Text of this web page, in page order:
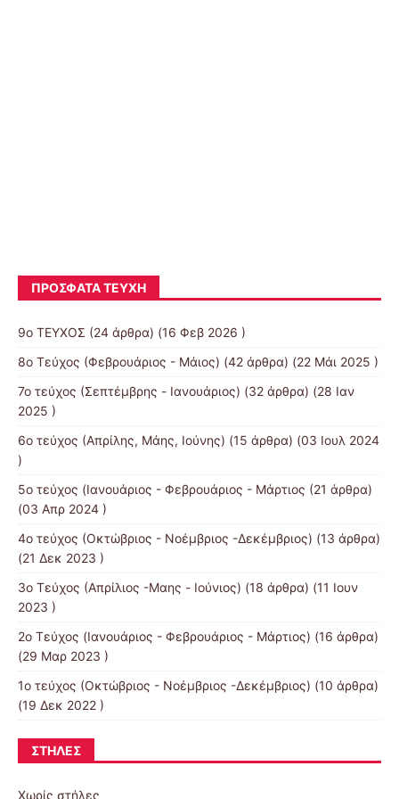
ΠΡΌΣΦΑΤΑ ΤΕΎΧΗ
9ο ΤΕΥΧΟΣ (24 άρθρα) (16 Φεβ 2026 )
8o Τεύχος (Φεβρουάριος - Μάιος) (42 άρθρα) (22 Μάι 2025 )
7o τεύχος (Σεπτέμβρης - Ιανουάριος) (32 άρθρα) (28 Ιαν
2025 )
6ο τεύχος (Απρίλης, Μάης, Ιούνης) (15 άρθρα) (03 Ιουλ 2024
)
5ο τεύχος (Ιανουάριος - Φεβρουάριος - Μάρτιος (21 άρθρα)
(03 Απρ 2024 )
4o τεύχος (Οκτώβριος - Νοέμβριος -Δεκέμβριος) (13 άρθρα)
(21 Δεκ 2023 )
3o Τεύχος (Απρίλιος -Μαης - Ιούνιος) (18 άρθρα) (11 Ιουν
2023 )
2o Τεύχος (Ιανουάριος - Φεβρουάριος - Μάρτιος) (16 άρθρα)
(29 Μαρ 2023 )
1ο τεύχος (Οκτώβριος - Νοέμβριος -Δεκέμβριος) (10 άρθρα)
(19 Δεκ 2022 )
ΣΤΉΛΕΣ
Χωρίς στήλες